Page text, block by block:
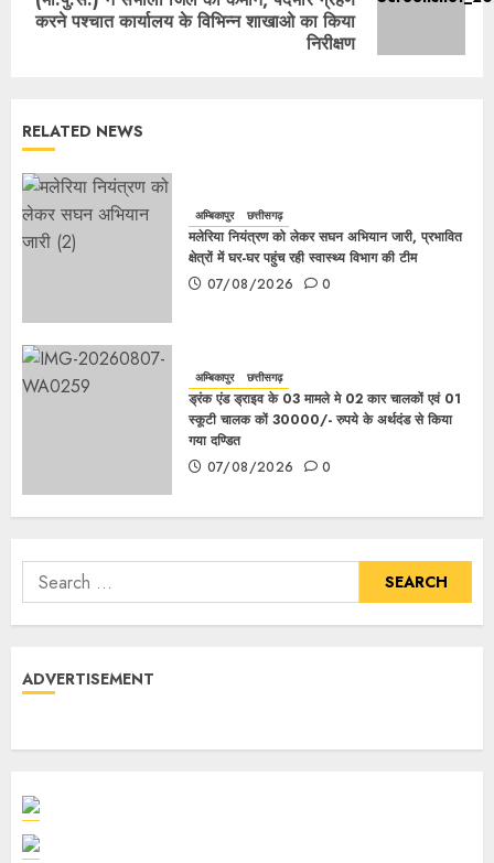
करने पश्चात कार्यालय के विभिन्न शाखाओ का किया
निरीक्षण
RELATED NEWS
अम्बिकापुर छत्तीसगढ़
मलेरिया नियंत्रण को लेकर सघन अभियान जारी, प्रभावित
क्षेत्रों में घर-घर पहुंच रही स्वास्थ्य विभाग की टीम
07/08/2026
0
अम्बिकापुर छत्तीसगढ़
ड्रंक एंड ड्राइव के 03 मामले मे 02 कार चालकों एवं 01
स्कूटी चालक कों 30000/- रुपये के अर्थदंड से किया
गया दण्डित
07/08/2026
0
ADVERTISEMENT